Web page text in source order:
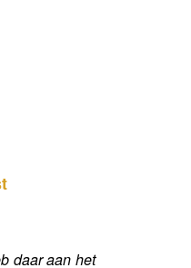
daar aan het